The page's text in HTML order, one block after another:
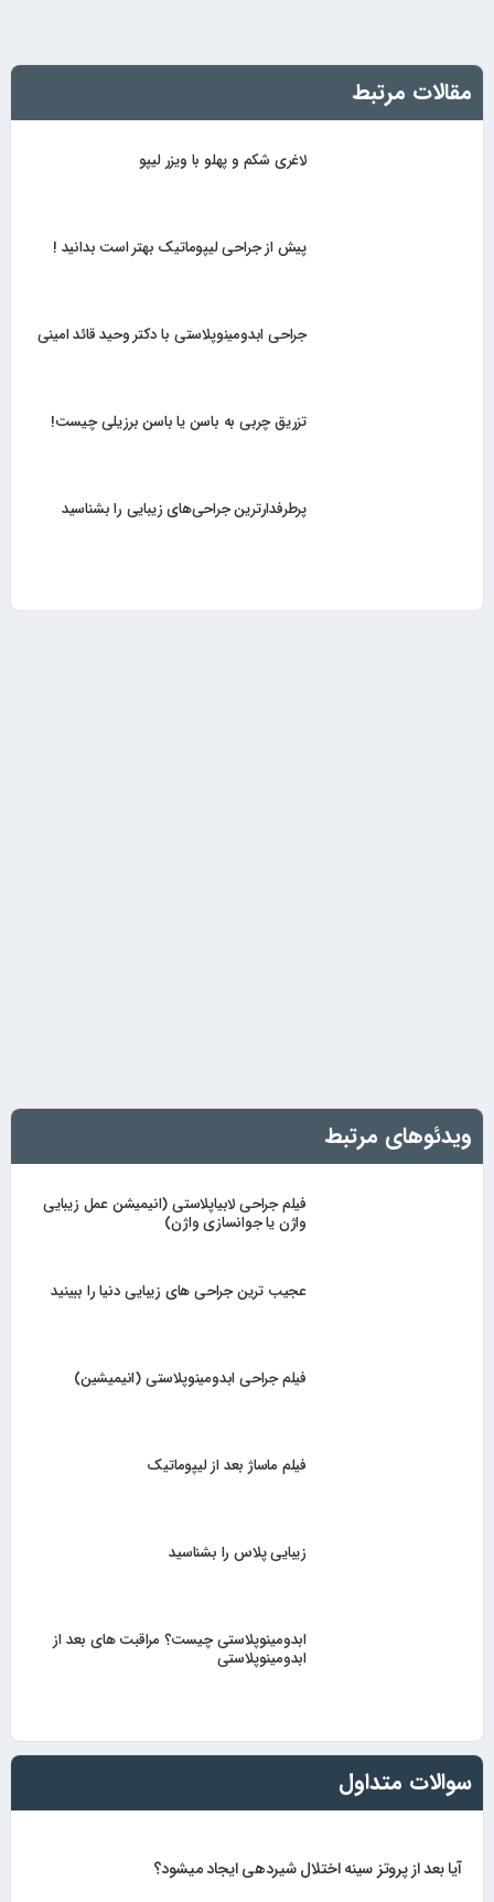
مقالات مرتبط
لاغری شکم و پهلو با ویزر لیپو
پیش از جراحی لیپوماتیک بهتر است بدانید !
جراحی ابدومینوپلاستی با دکتر وحید قائد امینی
تزریق چربی به باسن یا باسن برزیلی چیست!
پرطرفدارترین جراحی‌های زیبایی را بشناسید
ویدئوهای مرتبط
فیلم جراحی لابیاپلاستی (انیمیشن عمل زیبایی
واژن یا جوانسازی واژن)
عجیب ترین جراحی های زیبایی دنیا را ببینید
فیلم جراحی ابدومینوپلاستی (انیمیشین)
فیلم ماساژ بعد از لیپوماتیک
زیبایی پلاس را بشناسید
ابدومینوپلاستی چیست؟ مراقبت های بعد از
ابدومینوپلاستی
سوالات متداول
آیا بعد از پروتز سینه اختلال شیردهی ایجاد میشود؟